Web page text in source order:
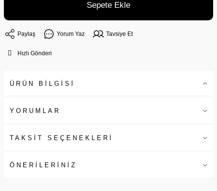
Sepete Ekle
Paylaş Yorum Yaz Tavsiye Et
Hızlı Gönderi
ÜRÜN BİLGİSİ
YORUMLAR
TAKSİT SEÇENEKLERİ
ÖNERİLERİNİZ